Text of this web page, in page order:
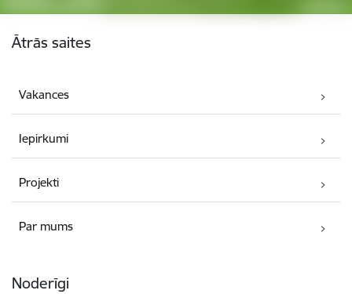
Ātrās saites
Vakances
Iepirkumi
Projekti
Par mums
Noderīgi